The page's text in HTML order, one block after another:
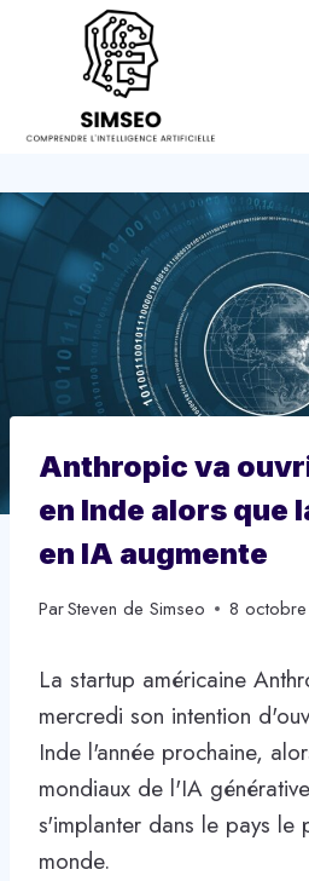
Anthropic va
en Inde alors que
en IA augmente
ParSteven de Simseo 8
La startup américaine
mercredi son intention
Inde l'année prochaine,
mondiaux de l'IA
s'implanter dans le pays le
monde.